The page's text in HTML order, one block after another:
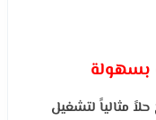
بسهولة
كهرباء كولن 4 مخارج حلاً مثالياً لتشغيل